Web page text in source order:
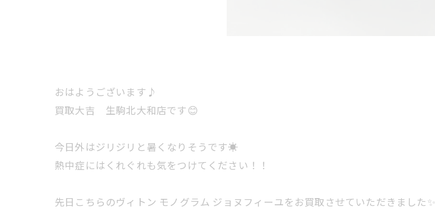
おはようございます♪
買取大吉 生駒北大和店です😊
今日外はジリジリと暑くなりそうです☀️
熱中症にはくれぐれも気をつけてください！！
先日こちらのヴィトン モノグラム ジョヌフィーユをお買取させていただきました✨